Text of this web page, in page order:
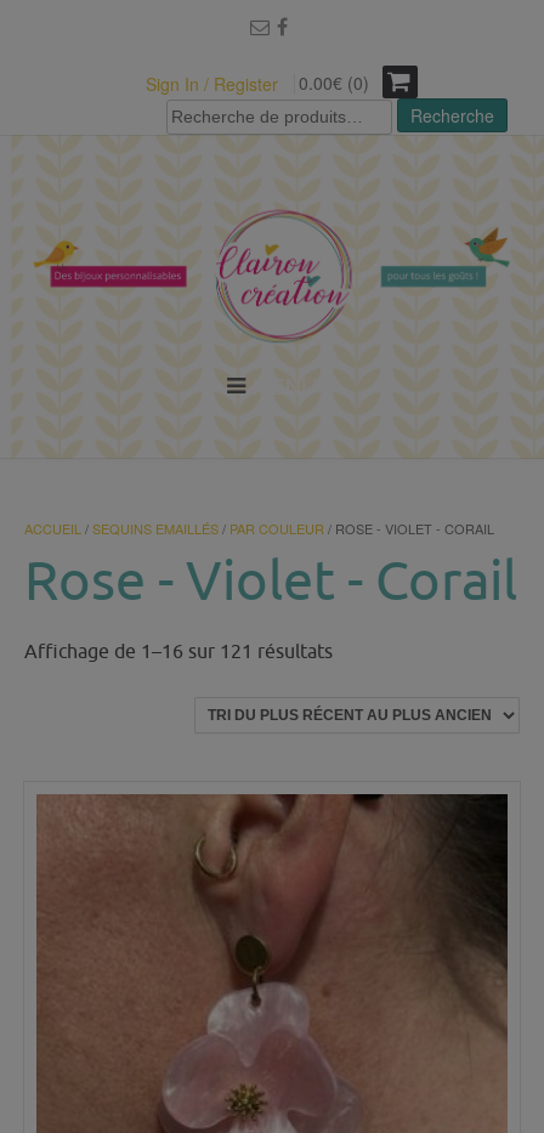
Sign In / Register
0.00€ (0)
Recherche
pour :
Recherche
ACCUEIL /SEQUINS EMAILLÉS/ PAR COULEUR / ROSE - VIOLET - CORAIL
Rose - Violet - Corail
Affichage de 1–16 sur 121 résultatsTrié
plus
plus